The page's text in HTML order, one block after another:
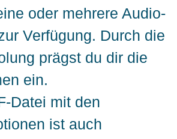
oder mehrere Audio-
Verfügung. Durch die
prägst du dir die
ein.
Datei mit den
ist auch